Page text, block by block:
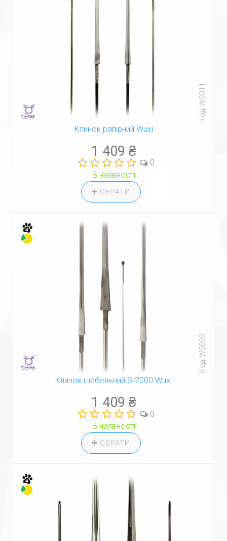
Код: WS011
Клинок рапірний Wuxi
1 409 ₴
0
В наявності
ОБРАТИ
Код: WS009
Клинок шабельний S-2000 Wuxi
1 409 ₴
0
В наявності
ОБРАТИ